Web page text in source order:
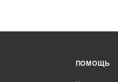
ПОМОЩЬ